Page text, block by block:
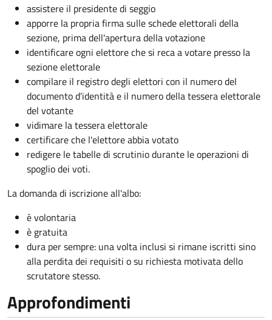
assistere il presidente di seggio
apporre la propria firma sulle schede elettorali della
sezione, prima dell'apertura della votazione
identificare ogni elettore che si reca a votare presso la
sezione elettorale
compilare il registro degli elettori con il numero del
documento d'identità e il numero della tessera elettorale
del votante
vidimare la tessera elettorale
certificare che l'elettore abbia votato
redigere le tabelle di scrutinio durante le operazioni di
spoglio dei voti.
La domanda di iscrizione all'albo:
è volontaria
è gratuita
dura per sempre: una volta inclusi si rimane iscritti sino
alla perdita dei requisiti o su richiesta motivata dello
scrutatore stesso.
Approfondimenti